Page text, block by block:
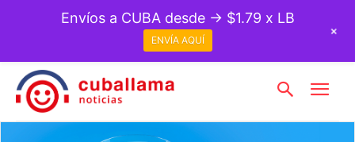
Envíos a CUBA desde → $1.79 x LB
ENVÍA AQUÍ
+